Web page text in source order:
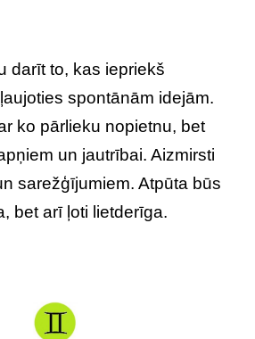
darīt to, kas iepriekš
spontānām idejām.
ko pārlieku nopietnu, bet
un jautrībai. Aizmirsti
sarežģījumiem. Atpūta būs
bet arī ļoti lietderīga.